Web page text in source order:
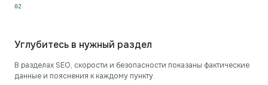
02
Углубитесь в нужный раздел
В разделах SEO, скорости и безопасности показаны фактические
данные и пояснения к каждому пункту.